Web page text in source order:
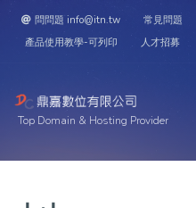
問問題 info@itn.tw 常見問題
產品使用教學-可列印
人才招募
Top Domain & Hosting Provider